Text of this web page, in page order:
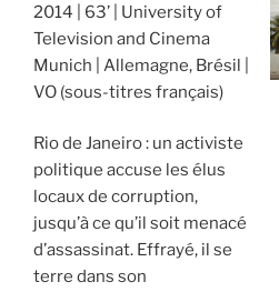
2014 63’
University of
Television and Cinema
Munich
Allemagne, Brésil
VO (sous-titres français)
Rio de Janeiro : un activiste
politique accuse les élus
locaux de corruption,
jusqu’à ce qu’il soit menacé
d’assassinat. Effrayé, il se
terre dans son